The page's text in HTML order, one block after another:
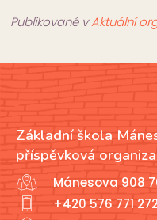
Publikované vAktuální
Základní škola
příspěvková
Mánesova 908
+420 576 771 272